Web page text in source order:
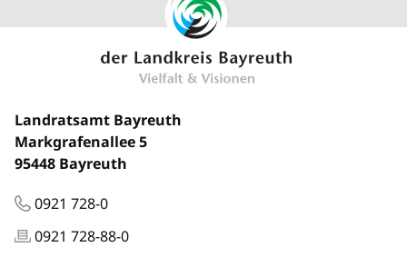
Landratsamt Bayreuth
Markgrafenallee 5
95448 Bayreuth
0921 728-0
0921 728-88-0